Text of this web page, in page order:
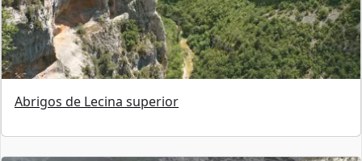
Abrigos de Lecina superior